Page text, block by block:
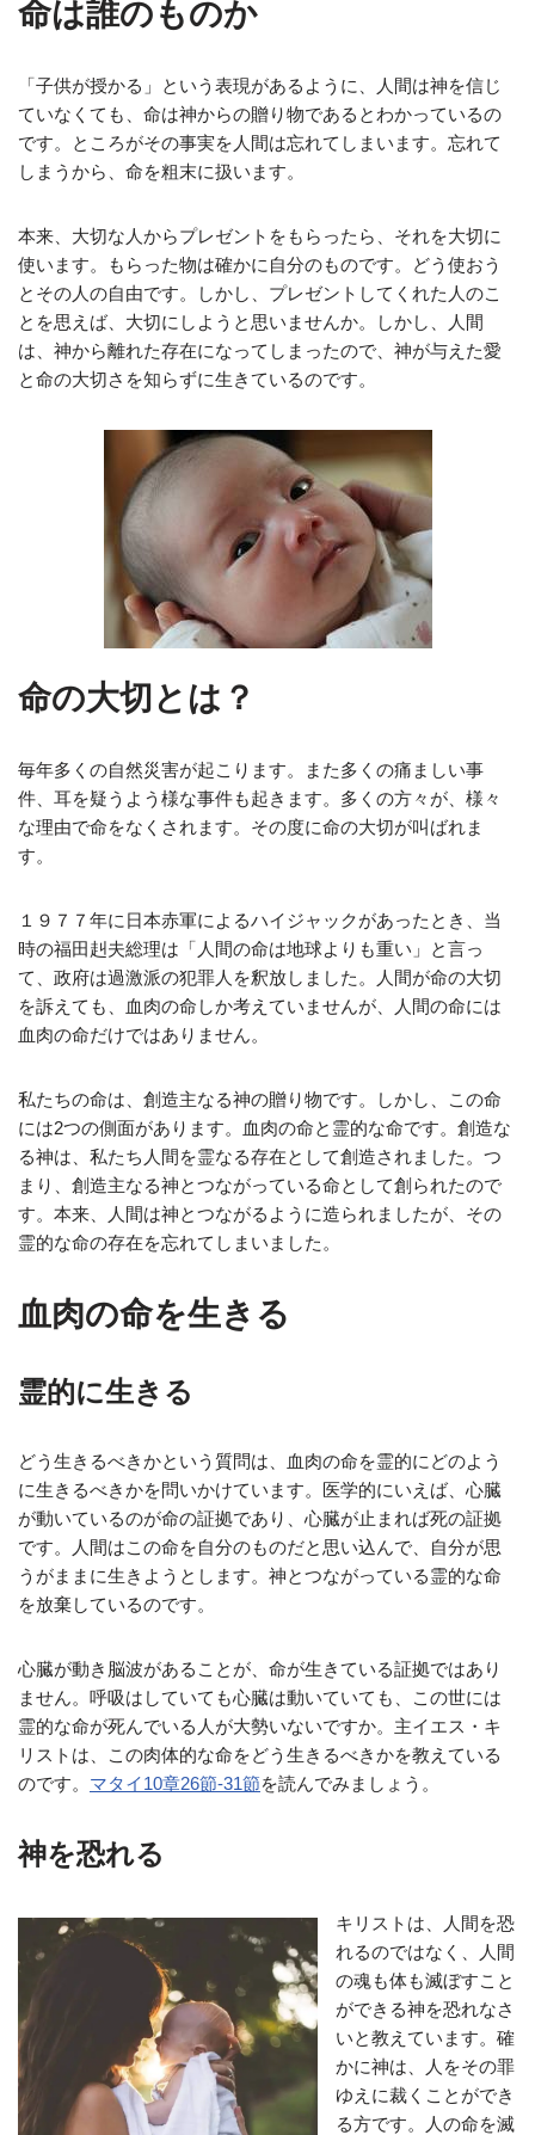
命は誰のものか
「子供が授かる」という表現があるように、人間は神を信じ
ていなくても、命は神からの贈り物であるとわかっているの
です。ところがその事実を人間は忘れてしまいます。忘れて
しまうから、命を粗末に扱います。
本来、大切な人からプレゼントをもらったら、それを大切に
使います。もらった物は確かに自分のものです。どう使おう
とその人の自由です。しかし、プレゼントしてくれた人のこ
とを思えば、大切にしようと思いませんか。しかし、人間
は、神から離れた存在になってしまったので、神が与えた愛
と命の大切さを知らずに生きているのです。
命の大切とは？
毎年多くの自然災害が起こります。また多くの痛ましい事
件、耳を疑うよう様な事件も起きます。多くの方々が、様々
な理由で命をなくされます。その度に命の大切が叫ばれま
す。
１９７７年に日本赤軍によるハイジャックがあったとき、当
時の福田赳夫総理は「人間の命は地球よりも重い」と言っ
て、政府は過激派の犯罪人を釈放しました。人間が命の大切
を訴えても、血肉の命しか考えていませんが、人間の命には
血肉の命だけではありません。
私たちの命は、創造主なる神の贈り物です。しかし、この命
には2つの側面があります。血肉の命と霊的な命です。創造な
る神は、私たち人間を霊なる存在として創造されました。つ
まり、創造主なる神とつながっている命として創られたので
す。本来、人間は神とつながるように造られましたが、その
霊的な命の存在を忘れてしまいました。
血肉の命を生きる
霊的に生きる
どう生きるべきかという質問は、血肉の命を霊的にどのよう
に生きるべきかを問いかけています。医学的にいえば、心臓
が動いているのが命の証拠であり、心臓が止まれば死の証拠
です。人間はこの命を自分のものだと思い込んで、自分が思
うがままに生きようとします。神とつながっている霊的な命
を放棄しているのです。
心臓が動き脳波があることが、命が生きている証拠ではあり
ません。呼吸はしていても心臓は動いていても、この世には
霊的な命が死んでいる人が大勢いないですか。主イエス・キ
リストは、この肉体的な命をどう生きるべきかを教えている
のです。 マタイ10章26節-31節を読んでみましょう。
神を恐れる
キリストは、人間を恐
れるのではなく、人間
の魂も体も滅ぼすこと
ができる神を恐れなさ
いと教えています。確
かに神は、人をその罪
ゆえに裁くことができ
る方です。人の命を滅